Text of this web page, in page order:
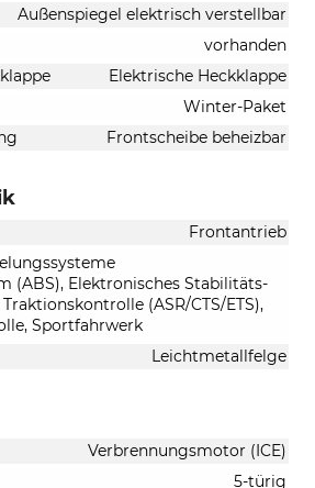
Außenspiegel elektrisch verstellbar
vorhanden
Elektrische Heckklappe
Winter-Paket
Frontscheibe beheizbar
Frontantrieb
(ABS), Elektronisches Stabilitäts-
(ASR/CTS/ETS),
Sportfahrwerk
Leichtmetallfelge
Verbrennungsmotor (ICE)
5-türig